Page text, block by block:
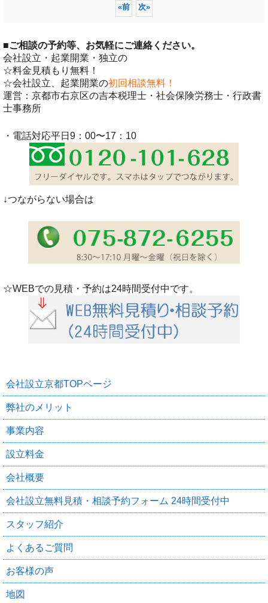
«前 次»
■ご相談の予約等、お気軽にご連絡ください。
会社設立・起業開業・独立の
☆料金見積もり無料！
☆会社設立、起業開業の初回相談無料！
運営：京都市右京区の吉本税理士・社会保険労務士・行政書
士事務所
・電話対応平日9：00〜17：10
↓つながらない場合は
☆WEBでの見積・予約は24時間受付中です。
会社設立京都TOPページ
弊社のメリット
事業内容
設立料金
会社概要
会社設立無料見積・相談予約フォーム 24時間受付中
スタッフ紹介
よくあるご質問
お客様の声
地図